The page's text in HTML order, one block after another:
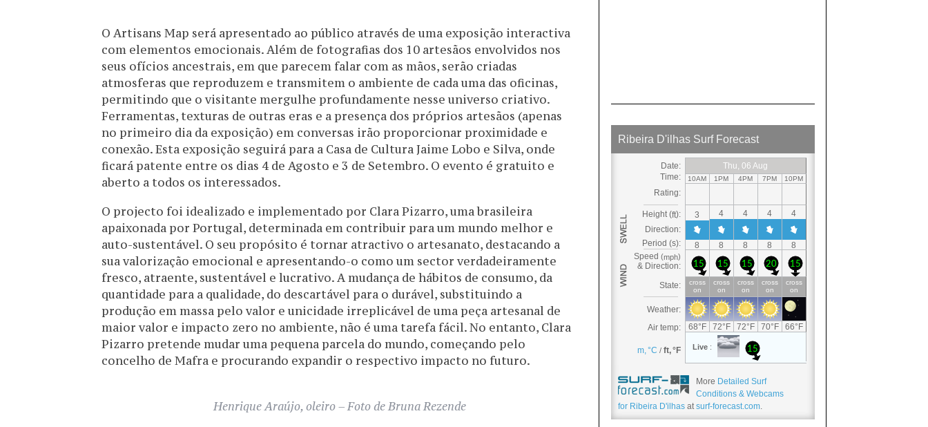
O Artisans Map será apresentado ao público através de uma exposição interactiva
com elementos emocionais. Além de fotografias dos 10 artesãos envolvidos nos
seus ofícios ancestrais, em que parecem falar com as mãos, serão criadas
atmosferas que reproduzem e transmitem o ambiente de cada uma das oficinas,
permitindo que o visitante mergulhe profundamente nesse universo criativo.
Ferramentas, texturas de outras eras e a presença dos próprios artesãos (apenas
no primeiro dia da exposição) em conversas irão proporcionar proximidade e
conexão. Esta exposição seguirá para a Casa de Cultura Jaime Lobo e Silva, onde
ficará patente entre os dias 4 de Agosto e 3 de Setembro. O evento é gratuito e
aberto a todos os interessados.
O projecto foi idealizado e implementado por Clara Pizarro, uma brasileira
apaixonada por Portugal, determinada em contribuir para um mundo melhor e
auto-sustentável. O seu propósito é tornar atractivo o artesanato, destacando a
sua valorização emocional e apresentando-o como um sector verdadeiramente
fresco, atraente, sustentável e lucrativo. A mudança de hábitos de consumo, da
quantidade para a qualidade, do descartável para o durável, substituindo a
produção em massa pelo valor e unicidade irreplicável de uma peça artesanal de
maior valor e impacto zero no ambiente, não é uma tarefa fácil. No entanto, Clara
Pizarro pretende mudar uma pequena parcela do mundo, começando pelo
concelho de Mafra e procurando expandir o respectivo impacto no futuro.
Henrique Araújo, oleiro – Foto de Bruna Rezende
More Detailed Surf
Conditions & Webcams
for Ribeira D'ilhas at surf-forecast.com.